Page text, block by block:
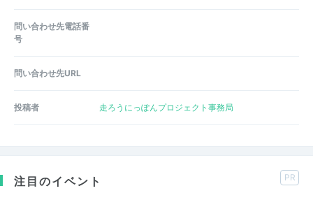
問い合わせ先電話番
号
問い合わせ先URL
投稿者 走ろうにっぽんプロジェクト事務局
注目のイベント PR